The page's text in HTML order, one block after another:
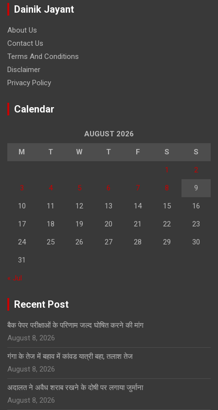
Dainik Jayant
About Us
Contact Us
Terms And Conditions
Disclaimer
Privacy Policy
Calendar
AUGUST 2026
M T W T F S S
1 2
3 4 5 6 7 8 9
10 11 12 13 14 15 16
17 18 19 20 21 22 23
24 25 26 27 28 29 30
31
« Jul
Recent Post
बैक पेपर परीक्षाओं के परिणाम जल्द घोषित करने की मांग
August 8, 2026
गंगा के तेज में बहाव में कांवड यात्री बहा, तलाश तेज
August 8, 2026
अदालत ने अवैध शराब रखने के दोषी पर लगाया जुर्माना
August 8, 2026